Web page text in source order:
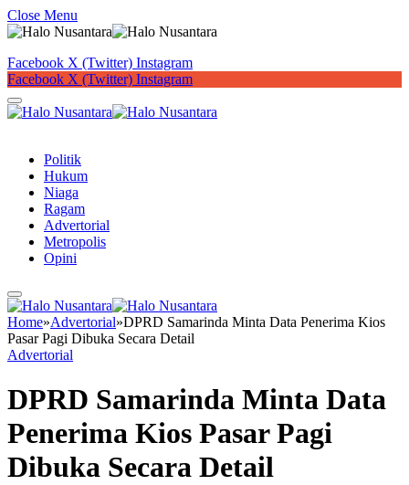
Close Menu
Facebook X (Twitter) Instagram
Facebook X (Twitter) Instagram
Politik
Hukum
Niaga
Ragam
Advertorial
Metropolis
Opini
Home»Advertorial»DPRD Samarinda Minta Data Penerima Kios
Pasar Pagi Dibuka Secara Detail
Advertorial
DPRD Samarinda Minta Data
Penerima Kios Pasar Pagi
Dibuka Secara Detail